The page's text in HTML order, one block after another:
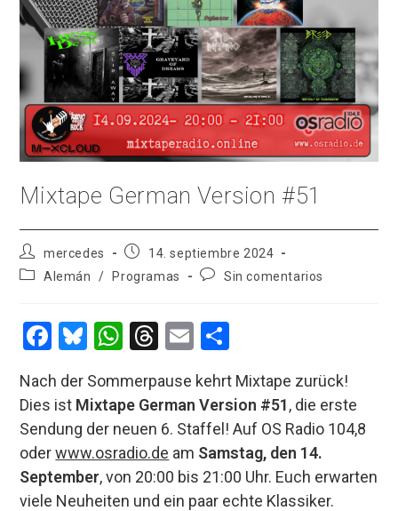
Mixtape German Version #51
Autor
de
la
mercedes
Publicación
la
14. septiembre 2024
Categoría
entrada:
Alemán / Programas
Comentarios
entrada:
Sin comentarios
F
ce
b
o
o
Bl
es
ky
W
at
s
A
p
T
e
a
d
s
E
ail m
p
ar
tir
Nach der Sommerpause kehrt Mixtape zurück!
Dies ist Mixtape German Version #51, die erste
Sendung der neuen 6. Staffel! Auf OS Radio 104,8
oderwww.osradio.de am Samstag, den 14.
September, von 20:00 bis 21:00 Uhr. Euch erwarten
viele Neuheiten und ein paar echte Klassiker.